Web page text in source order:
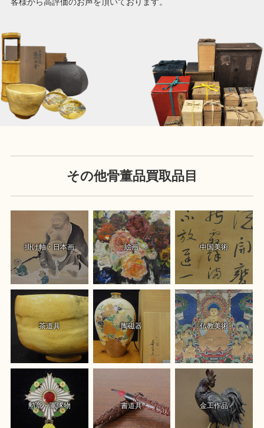
客様から高評価のお声を頂いております。
その他骨董品買取品目
掛け軸・日本画 絵画 中国美術
茶道具 陶磁器 仏教美術
勲章・軍隊物 書道具 金工作品